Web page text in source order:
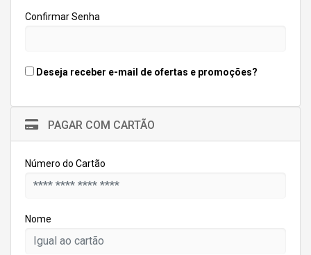
Confirmar Senha
Deseja receber e-mail de ofertas e promoções?
PAGAR COM CARTÃO
Número do Cartão
Nome